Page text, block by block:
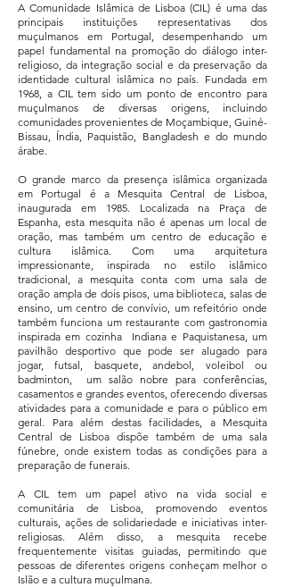
A Comunidade Islâmica de Lisboa (CIL) é uma das
principais instituições representativas dos
muçulmanos em Portugal, desempenhando um
papel fundamental na promoção do diálogo inter-
religioso, da integração social e da preservação da
identidade cultural islâmica no país. Fundada em
1968, a CIL tem sido um ponto de encontro para
muçulmanos de diversas origens, incluindo
comunidades provenientes de Moçambique, Guiné-
Bissau, Índia, Paquistão, Bangladesh e do mundo
árabe.
O grande marco da presença islâmica organizada
em Portugal é a Mesquita Central de Lisboa,
inaugurada em 1985. Localizada na Praça de
Espanha, esta mesquita não é apenas um local de
oração, mas também um centro de educação e
cultura islâmica. Com uma arquitetura
impressionante, inspirada no estilo islâmico
tradicional, a mesquita conta com uma sala de
oração ampla de dois pisos, uma biblioteca, salas de
ensino, um centro de convívio, um refeitório onde
também funciona um restaurante com gastronomia
inspirada em cozinha Indiana e Paquistanesa, um
pavilhão desportivo que pode ser alugado para
jogar, futsal, basquete, andebol, voleibol ou
badminton, um salão nobre para conferências,
casamentos e grandes eventos, oferecendo diversas
atividades para a comunidade e para o público em
geral. Para além destas facilidades, a Mesquita
Central de Lisboa dispõe também de uma sala
fúnebre, onde existem todas as condições para a
preparação de funerais.
A CIL tem um papel ativo na vida social e
comunitária de Lisboa, promovendo eventos
culturais, ações de solidariedade e iniciativas inter-
religiosas. Além disso, a mesquita recebe
frequentemente visitas guiadas, permitindo que
pessoas de diferentes origens conheçam melhor o
Islão e a cultura muçulmana.